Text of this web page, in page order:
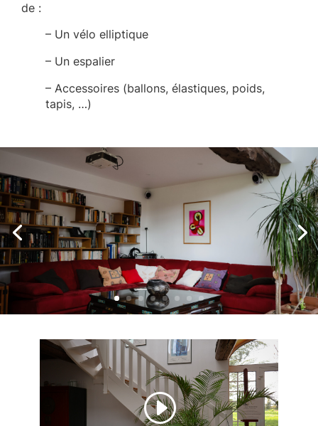
de :
– Un vélo elliptique
– Un espalier
– Accessoires (ballons, élastiques, poids,
tapis, …)